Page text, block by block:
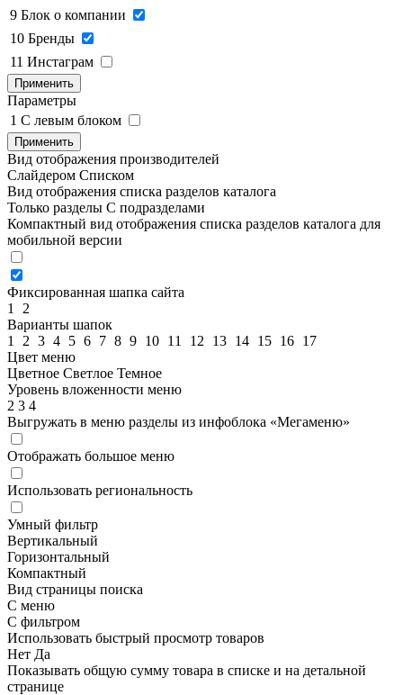
9 Блок о компании
10 Бренды
11 Инстаграм
Применить
Параметры
1 C левым блоком
Применить
Вид отображения производителей
Слайдером Списком
Вид отображения списка разделов каталога
Только разделы С подразделами
Компактный вид отображения списка разделов каталога для
мобильной версии
Фиксированная шапка сайта
1
2
Варианты шапок
1
2 3 4 5 6 7 8 9 10 11 12 13 14 15 16 17
Цвет меню
Цветное Светлое Темное
Уровень вложенности меню
2 3 4
Выгружать в меню разделы из инфоблока «Мегаменю»
Отображать большое меню
Использовать региональность
Умный фильтр
Вертикальный
Горизонтальный
Компактный
Вид страницы поиска
С меню
С фильтром
Использовать быстрый просмотр товаров
Нет Да
Показывать общую сумму товара в списке и на детальной
странице